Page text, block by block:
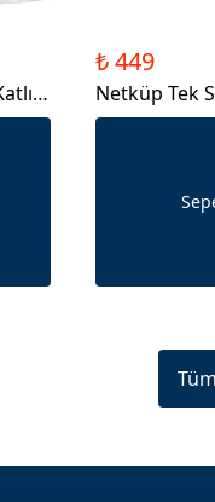
₺ 449
Netküp Tek
5000gr